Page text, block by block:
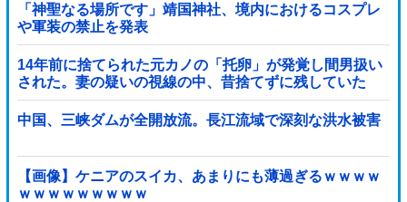
「神聖なる場所です」靖国神社、境内におけるコスプレ
や軍装の禁止を発表
14年前に捨てられた元カノの「托卵」が発覚し間男扱い
された。妻の疑いの視線の中、昔捨てずに残していた
『〇〇』を持ち出した結果←修理屋のオッサンの技術力
とノリが神すぎる
中国、三峡ダムが全開放流。長江流域で深刻な洪水被害
【画像】ケニアのスイカ、あまりにも薄過ぎるｗｗｗｗ
ｗｗｗｗｗｗｗｗｗ